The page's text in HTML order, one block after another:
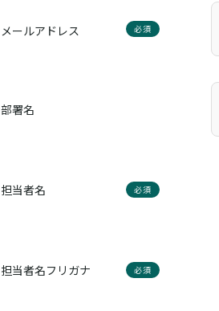
メールアドレス 必須
部署名
担当者名 必須
担当者名フリガナ 必須